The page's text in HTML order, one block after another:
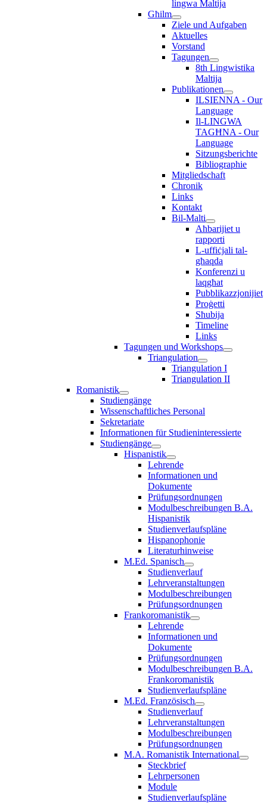
lingwa Maltija
Għilm
Ziele und Aufgaben
Aktuelles
Vorstand
Tagungen
8th Lingwistika
Maltija
Publikationen
ILSIENNA - Our
Language
Il-LINGWA
TAGĦNA - Our
Language
Sitzungsberichte
Bibliographie
Mitgliedschaft
Chronik
Links
Kontakt
Bil-Malti
Aħbarijiet u
rapporti
L-uffiċjali tal-
għaqda
Konferenzi u
laqgħat
Pubblikazzjonijiet
Proġetti
Sħubija
Timeline
Links
Tagungen und Workshops
Triangulation
Triangulation I
Triangulation II
Romanistik
Studiengänge
Wissenschaftliches Personal
Sekretariate
Informationen für Studieninteressierte
Studiengänge
Hispanistik
Lehrende
Informationen und
Dokumente
Prüfungsordnungen
Modulbeschreibungen B.A.
Hispanistik
Studienverlaufspläne
Hispanophonie
Literaturhinweise
M.Ed. Spanisch
Studienverlauf
Lehrveranstaltungen
Modulbeschreibungen
Prüfungsordnungen
Frankoromanistik
Lehrende
Informationen und
Dokumente
Prüfungsordnungen
Modulbeschreibungen B.A.
Frankoromanistik
Studienverlaufspläne
M.Ed. Französisch
Studienverlauf
Lehrveranstaltungen
Modulbeschreibungen
Prüfungsordnungen
M.A. Romanistik International
Steckbrief
Lehrpersonen
Module
Studienverlaufspläne